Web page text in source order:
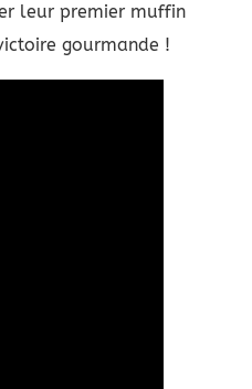
leur premier muffin
gourmande !